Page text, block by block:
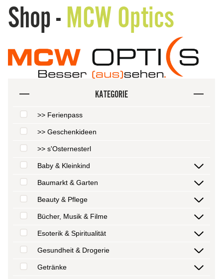
Shop - MCW Optics
KATEGORIE
>> Ferienpass
>> Geschenkideen
>> s'Osternesterl
Baby & Kleinkind
Baumarkt & Garten
Beauty & Pflege
Bücher, Musik & Filme
Esoterik & Spiritualität
Gesundheit & Drogerie
Getränke